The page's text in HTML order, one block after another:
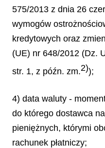
575/2013 z dnia 26
wymogów
kredytowych oraz
(UE) nr 648/2012 (Dz.
str. 1, z późn. zm.2));
4) data waluty -
do którego dostawca
pieniężnych, którymi
rachunek płatniczy;